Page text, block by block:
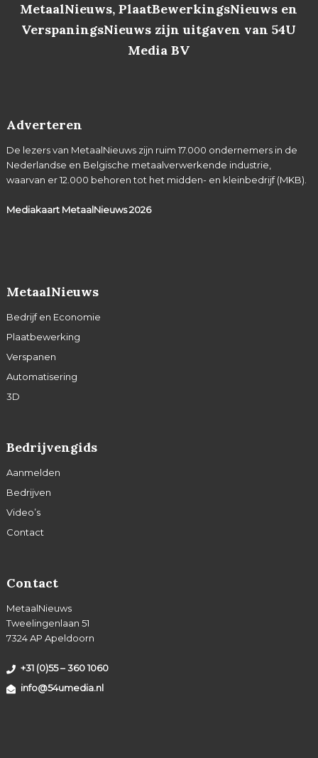
MetaalNieuws, PlaatBewerkingsNieuws en
VerspaningsNieuws zijn uitgaven van 54U
Media BV
Adverteren
De lezers van MetaalNieuws zijn ruim 17.000 ondernemers in de
Nederlandse en Belgische metaalverwerkende industrie,
waarvan er 12.000 behoren tot het midden- en kleinbedrijf (MKB).
Mediakaart MetaalNieuws2026
MetaalNieuws
Bedrijf en Economie
Plaatbewerking
Verspanen
Automatisering
3D
Bedrijvengids
Aanmelden
Bedrijven
Video’s
Contact
Contact
MetaalNieuws
Tweelingenlaan 51
7324 AP Apeldoorn
+31 (0)55 – 360 1060
info@54umedia.nl